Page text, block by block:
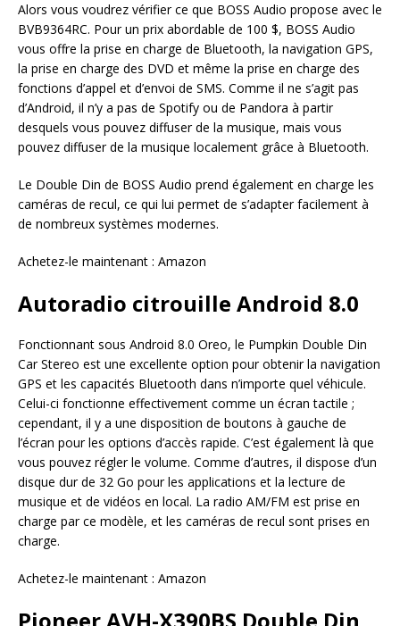
Alors vous voudrez vérifier ce que BOSS Audio propose avec le
BVB9364RC. Pour un prix abordable de 100 $, BOSS Audio
vous offre la prise en charge de Bluetooth, la navigation GPS,
la prise en charge des DVD et même la prise en charge des
fonctions d’appel et d’envoi de SMS. Comme il ne s’agit pas
d’Android, il n’y a pas de Spotify ou de Pandora à partir
desquels vous pouvez diffuser de la musique, mais vous
pouvez diffuser de la musique localement grâce à Bluetooth.
Le Double Din de BOSS Audio prend également en charge les
caméras de recul, ce qui lui permet de s’adapter facilement à
de nombreux systèmes modernes.
Achetez-le maintenant : Amazon
Autoradio citrouille Android 8.0
Fonctionnant sous Android 8.0 Oreo, le Pumpkin Double Din
Car Stereo est une excellente option pour obtenir la navigation
GPS et les capacités Bluetooth dans n’importe quel véhicule.
Celui-ci fonctionne effectivement comme un écran tactile ;
cependant, il y a une disposition de boutons à gauche de
l’écran pour les options d’accès rapide. C’est également là que
vous pouvez régler le volume. Comme d’autres, il dispose d’un
disque dur de 32 Go pour les applications et la lecture de
musique et de vidéos en local. La radio AM/FM est prise en
charge par ce modèle, et les caméras de recul sont prises en
charge.
Achetez-le maintenant : Amazon